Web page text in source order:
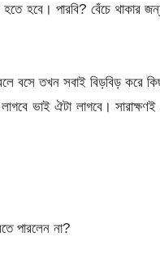
হবে। পারবি? বেঁচে থাকার
বসে তখন সবাই বিড়বিড় করে
ভাই ঐটা লাগবে।
পারলেন না?